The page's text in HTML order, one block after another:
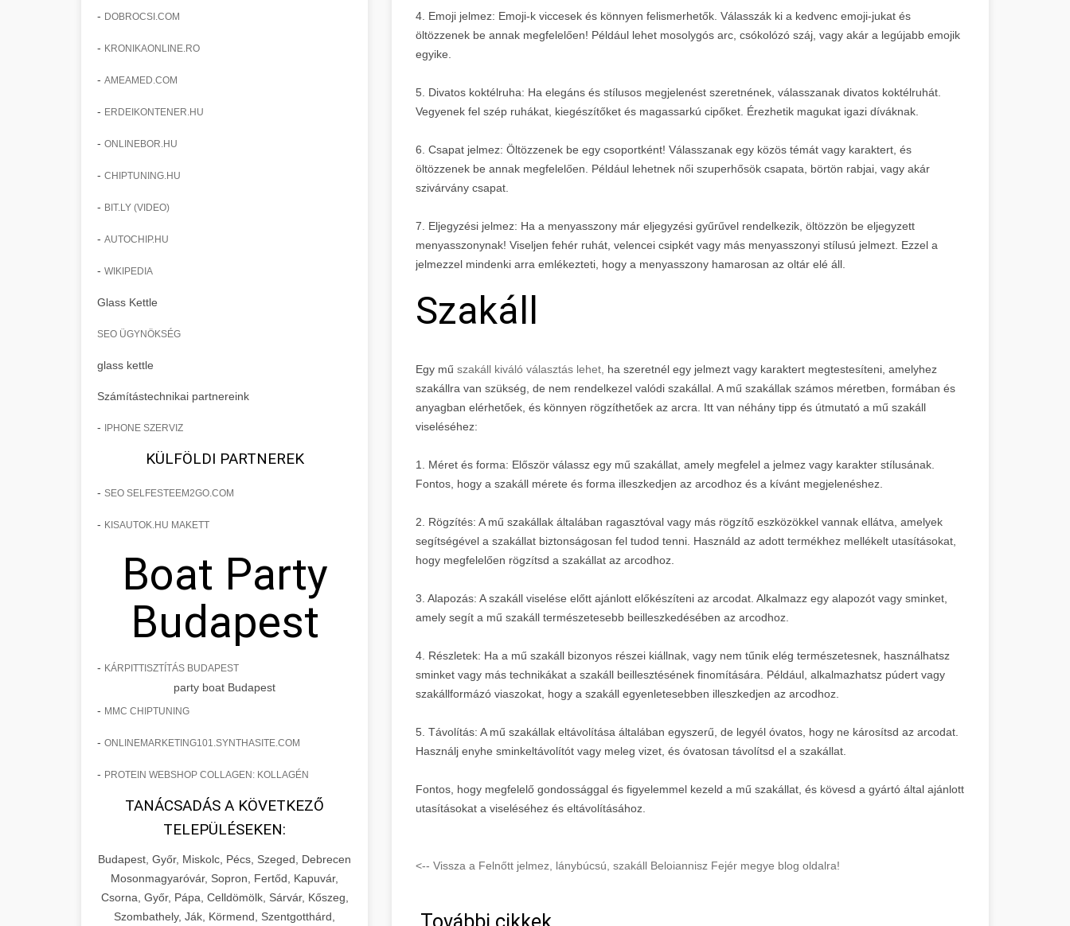
- DOBROCSI.COM
- KRONIKAONLINE.RO
- AMEAMED.COM
- ERDEIKONTENER.HU
- ONLINEBOR.HU
- CHIPTUNING.HU
- BIT.LY (VIDEO)
- AUTOCHIP.HU
- WIKIPEDIA
Glass Kettle
SEO ÜGYNÖKSÉG
glass kettle
Számítástechnikai partnereink
- IPHONE SZERVIZ
KÜLFÖLDI PARTNEREK
- SEO SELFESTEEM2GO.COM
- KISAUTOK.HU MAKETT
Boat Party
Budapest
- KÁRPITTISZTÍTÁS BUDAPEST
party boat Budapest
- MMC CHIPTUNING
- ONLINEMARKETING101.SYNTHASITE.COM
- PROTEIN WEBSHOP COLLAGEN: KOLLAGÉN
TANÁCSADÁS A KÖVETKEZŐ
TELEPÜLÉSEKEN:
Budapest, Győr, Miskolc, Pécs, Szeged, Debrecen
Mosonmagyaróvár, Sopron, Fertőd, Kapuvár,
Csorna, Győr, Pápa, Celldömölk, Sárvár, Kőszeg,
Szombathely, Ják, Körmend, Szentgotthárd,
4. Emoji jelmez: Emoji-k viccesek és könnyen felismerhetők. Válasszák ki a kedvenc emoji-jukat és
öltözzenek be annak megfelelően! Például lehet mosolygós arc, csókolózó száj, vagy akár a legújabb emojik
egyike.
5. Divatos koktélruha: Ha elegáns és stílusos megjelenést szeretnének, válasszanak divatos koktélruhát.
Vegyenek fel szép ruhákat, kiegészítőket és magassarkú cipőket. Érezhetik magukat igazi díváknak.
6. Csapat jelmez: Öltözzenek be egy csoportként! Válasszanak egy közös témát vagy karaktert, és
öltözzenek be annak megfelelően. Például lehetnek női szuperhősök csapata, börtön rabjai, vagy akár
szivárvány csapat.
7. Eljegyzési jelmez: Ha a menyasszony már eljegyzési gyűrűvel rendelkezik, öltözzön be eljegyzett
menyasszonynak! Viseljen fehér ruhát, velencei csipkét vagy más menyasszonyi stílusú jelmezt. Ezzel a
jelmezzel mindenki arra emlékezteti, hogy a menyasszony hamarosan az oltár elé áll.
Szakáll
Egy mű szakáll kiváló választás lehet, ha szeretnél egy jelmezt vagy karaktert megtestesíteni, amelyhez
szakállra van szükség, de nem rendelkezel valódi szakállal. A mű szakállak számos méretben, formában és
anyagban elérhetőek, és könnyen rögzíthetőek az arcra. Itt van néhány tipp és útmutató a mű szakáll
viseléséhez:
1. Méret és forma: Először válassz egy mű szakállat, amely megfelel a jelmez vagy karakter stílusának.
Fontos, hogy a szakáll mérete és forma illeszkedjen az arcodhoz és a kívánt megjelenéshez.
2. Rögzítés: A mű szakállak általában ragasztóval vagy más rögzítő eszközökkel vannak ellátva, amelyek
segítségével a szakállat biztonságosan fel tudod tenni. Használd az adott termékhez mellékelt utasításokat,
hogy megfelelően rögzítsd a szakállat az arcodhoz.
3. Alapozás: A szakáll viselése előtt ajánlott előkészíteni az arcodat. Alkalmazz egy alapozót vagy sminket,
amely segít a mű szakáll természetesebb beilleszkedésében az arcodhoz.
4. Részletek: Ha a mű szakáll bizonyos részei kiállnak, vagy nem tűnik elég természetesnek, használhatsz
sminket vagy más technikákat a szakáll beillesztésének finomítására. Például, alkalmazhatsz púdert vagy
szakállformázó viaszokat, hogy a szakáll egyenletesebben illeszkedjen az arcodhoz.
5. Távolítás: A mű szakállak eltávolítása általában egyszerű, de legyél óvatos, hogy ne károsítsd az arcodat.
Használj enyhe sminkeltávolítót vagy meleg vizet, és óvatosan távolítsd el a szakállat.
Fontos, hogy megfelelő gondossággal és figyelemmel kezeld a mű szakállat, és kövesd a gyártó által ajánlott
utasításokat a viseléséhez és eltávolításához.
<-- Vissza a Felnőtt jelmez, lánybúcsú, szakáll Beloiannisz Fejér megye blog oldalra!
További cikkek